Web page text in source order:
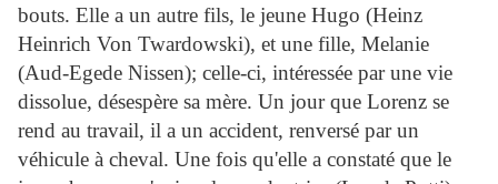
bouts. Elle a un autre fils, le jeune Hugo (Heinz
Heinrich Von Twardowski), et une fille, Melanie
(Aud-Egede Nissen); celle-ci, intéressée par une vie
dissolue, désespère sa mère. Un jour que Lorenz se
rend au travail, il a un accident, renversé par un
véhicule à cheval. Une fois qu'elle a constaté que le